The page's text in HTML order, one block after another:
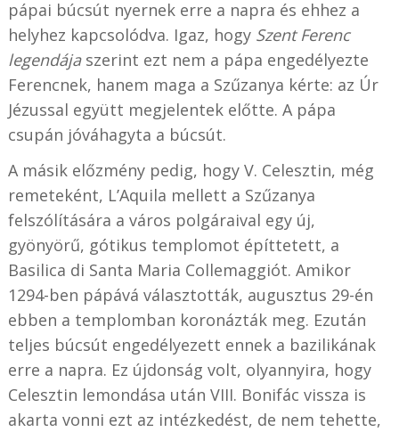
pápai búcsút nyernek erre a napra és ehhez a
helyhez kapcsolódva. Igaz, hogy Szent Ferenc
legendájaszerint ezt nem a pápa engedélyezte
Ferencnek, hanem maga a Szűzanya kérte: az Úr
Jézussal együtt megjelentek előtte. A pápa
csupán jóváhagyta a búcsút.
A másik előzmény pedig, hogy V. Celesztin, még
remeteként, L’Aquila mellett a Szűzanya
felszólítására a város polgáraival egy új,
gyönyörű, gótikus templomot építtetett, a
Basilica di Santa Maria Collemaggiót. Amikor
1294-ben pápává választották, augusztus 29-én
ebben a templomban koronázták meg. Ezután
teljes búcsút engedélyezett ennek a bazilikának
erre a napra. Ez újdonság volt, olyannyira, hogy
Celesztin lemondása után VIII. Bonifác vissza is
akarta vonni ezt az intézkedést, de nem tehette,